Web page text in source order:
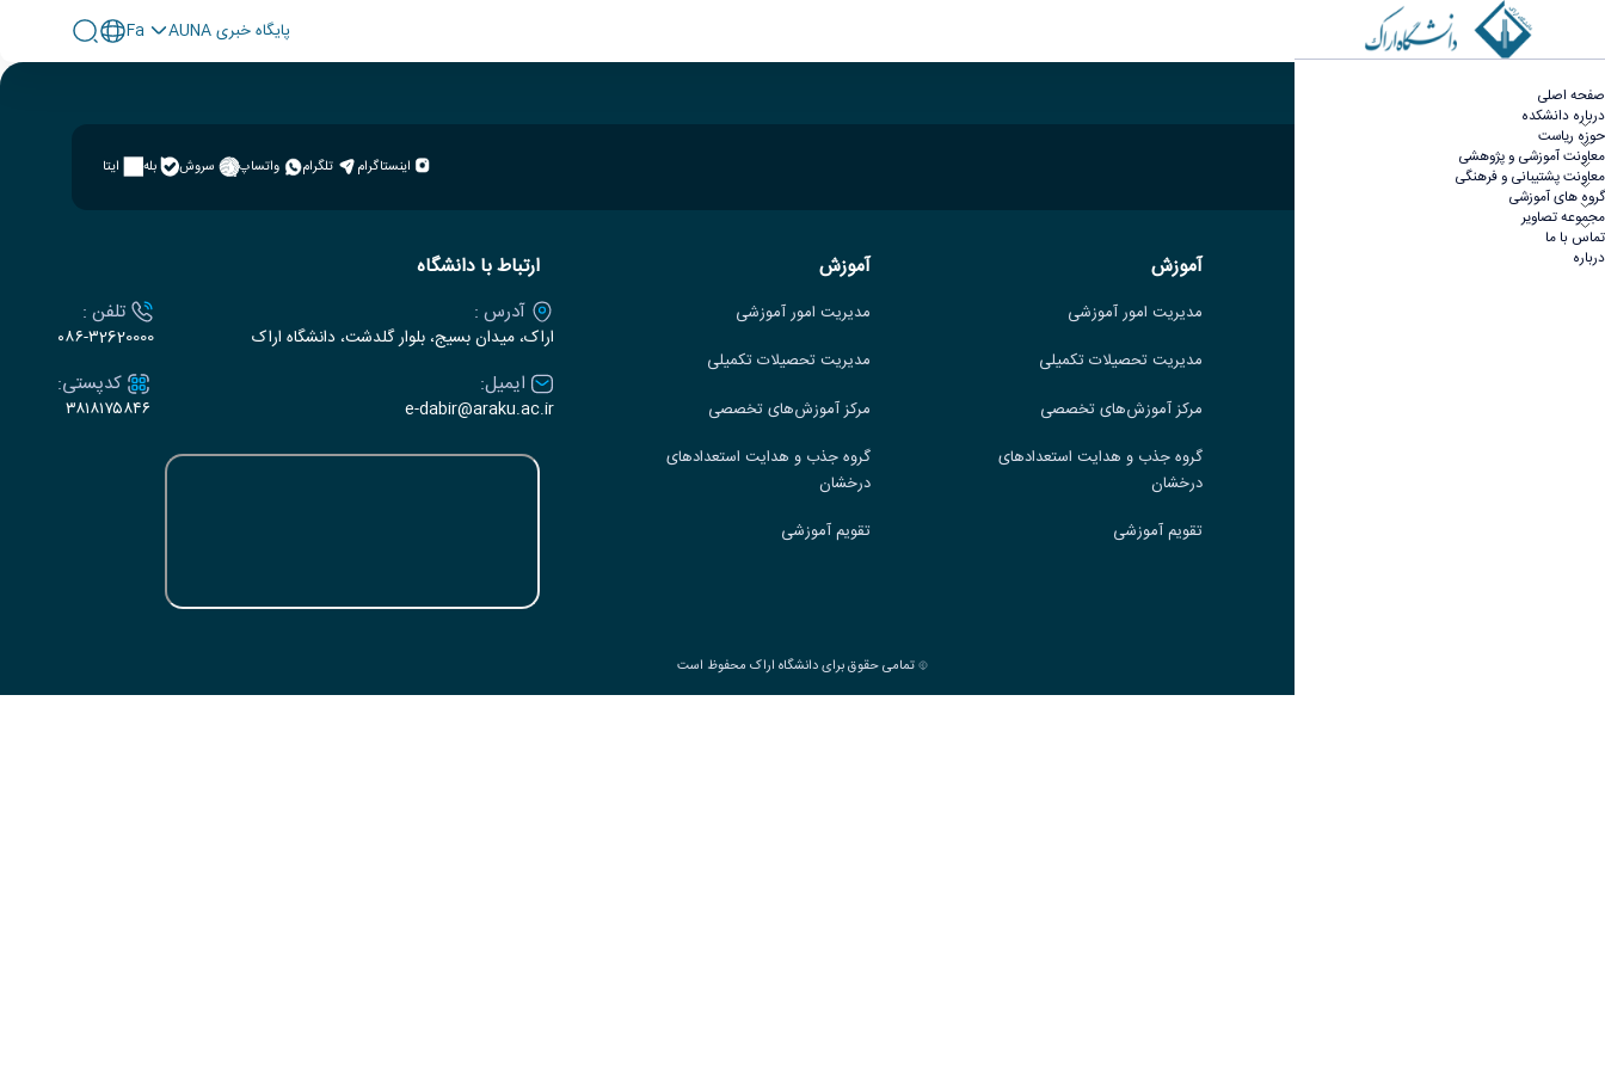
صفحه اصلی
درباره دانشکده
حوزه ریاست
معاونت آموزشی و پژوهشی
معاونت پشتیبانی و فرهنگی
گروه های آموزشی
مجموعه تصاویر
تماس با ما
درباره
پايگاه خبری AUNA Fa
اینستاگرام تلگرام واتساپ سروش بله ایتا
آموزش
مدیریت امور آموزشی
مدیریت تحصیلات تکمیلی
مرکز آموزش‌های تخصصی
گروه جذب و هدایت استعدادهای
درخشان
تقویم آموزشی
آموزش
مدیریت امور آموزشی
مدیریت تحصیلات تکمیلی
مرکز آموزش‌های تخصصی
گروه جذب و هدایت استعدادهای
درخشان
تقویم آموزشی
ارتباط با دانشگاه
آدرس :
اراک، میدان بسیج، بلوار گلدشت، دانشگاه اراک
تلفن :
۰۸۶-۳2620000
ایمیل:
e-dabir@araku.ac.ir
کدپستی:
۳۸۱۸۱۷۵۸۴۶
تمامی حقوق برای دانشگاه اراک محفوظ است